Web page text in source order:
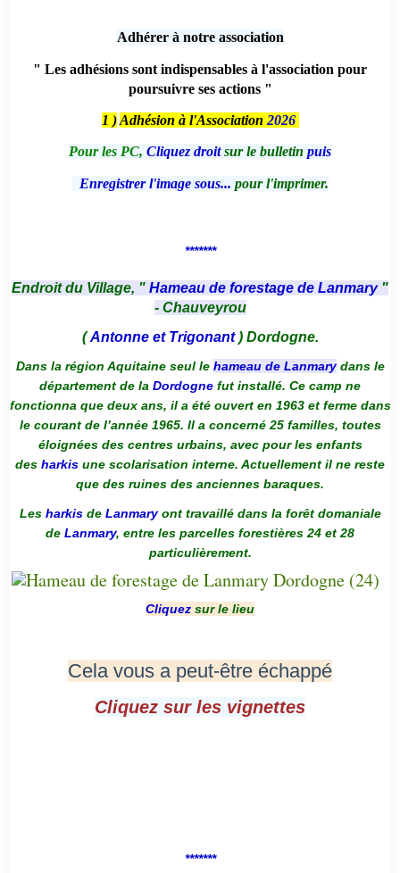
Adhérer à notre association
" Les adhésions sont indispensables à l'association pour
poursuivre ses actions "
1 ) Adhésion à l'Association 2026
Pour les PC, Cliquez droitsur le bulletin puis
Enregistrer l'image sous... pour l'imprimer.
*******
Endroit du Village, " Hameau de forestage de Lanmary "
- Chauveyrou
(Antonne et Trigonant) Dordogne.
Dans la région Aquitaine seul le hameau de Lanmarydans le
département de la Dordogne fut installé. Ce camp ne
fonctionna que deux ans, il a été ouvert en 1963 et ferme dans
le courant de l’année 1965. Il a concerné 25 familles, toutes
éloignées des centres urbains, avec pour les enfants
des harkis une scolarisation interne. Actuellement il ne reste
que des ruines des anciennes baraques.
Les harkis de Lanmaryont travaillé dans la forêt domaniale
de Lanmary, entre les parcelles forestières 24 et 28
particulièrement.
Cliquez sur le lieu
Cela vous a peut-être échappé
Cliquez sur les vignettes
*******